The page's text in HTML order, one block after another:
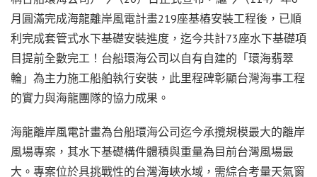
月圓滿完成海龍離岸風電計畫219座基樁安裝工程後，已順
利完成套管式水下基礎安裝進度，迄今共計73座水下基礎項
目提前全數完工！台船環海公司以自有自建的「環海翡翠
輪」為主力施工船舶執行安裝，此里程碑彰顯台灣海事工程
的實力與海龍團隊的協力成果。
海龍離岸風電計畫為台船環海公司迄今承攬規模最大的離岸
風場專案，其水下基礎構件體積與重量為目前台灣風場最
大。專案位於具挑戰性的台灣海峽水域，需綜合考量天氣窗